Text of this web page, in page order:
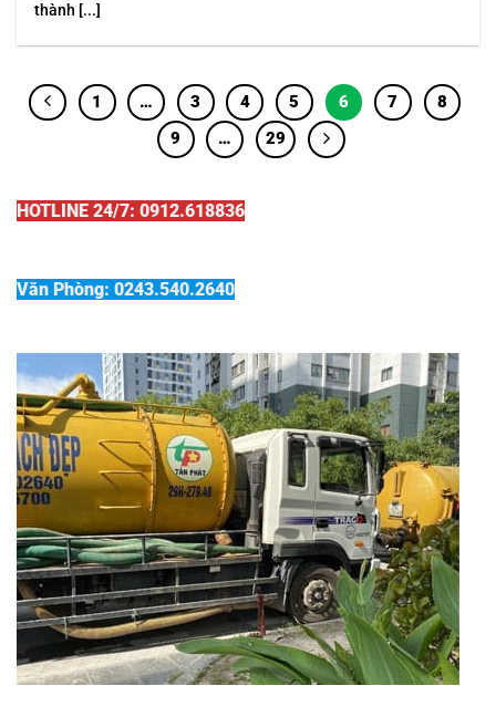
thành [...]
1 … 3 4 5 6 7
8
9
… 29
HOTLINE 24/7: 0912.618836
Văn Phòng: 0243.540.2640